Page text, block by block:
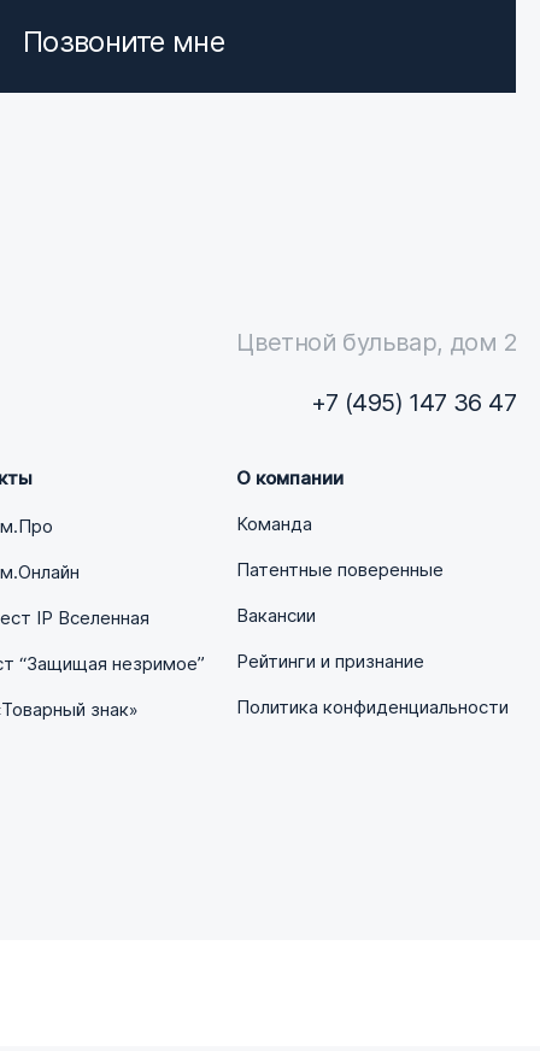
Позвоните мне
Цветной бульвар, дом 2
+7 (495) 147 36 47
IP Вселенная
“Защищая незримое”
знак»
О компании
Команда
Патентные поверенные
Вакансии
Рейтинги и признание
Политика конфиденциальности